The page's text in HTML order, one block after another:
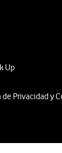
Up
de Privacidad y